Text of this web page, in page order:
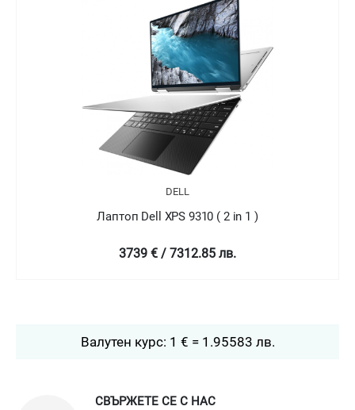
DELL
Лаптоп Dell XPS 9310 ( 2 in 1 )
4758.99 € / 9307.78 лв.
Валутен курс: 1 € = 1.95583 лв.
СВЪРЖЕТЕ СЕ С НАС